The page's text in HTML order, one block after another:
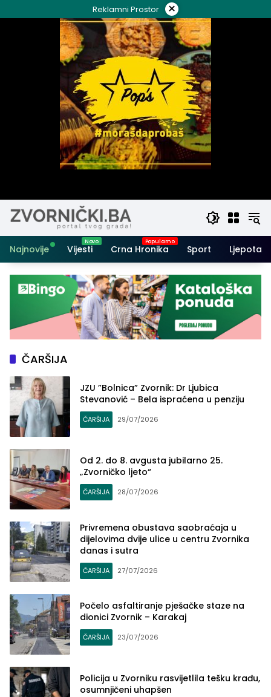
to
Reklamni Prostor ×
Najnovije Vijesti Crna Hronika Sport Ljepota i
ČARŠIJA
JZU ”Bolnica” Zvornik: Dr Ljubica
Stevanović – Bela ispraćena u penziju
ČARŠIJA 29/07/2026
Od 2. do 8. avgusta jubilarno 25.
„Zvorničko ljeto“
ČARŠIJA 28/07/2026
Privremena obustava saobraćaja u
dijelovima dvije ulice u centru Zvornika
danas i sutra
ČARŠIJA 27/07/2026
Počelo asfaltiranje pješačke staze na
dionici Zvornik – Karakaj
ČARŠIJA 23/07/2026
Policija u Zvorniku rasvijetlila tešku krađu,
osumnjičeni uhapšen